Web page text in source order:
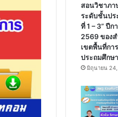
สอนวิชาภา
ระดับชั้นปร
ที่ 1 – 3” ปีก
2569 ของ
เขตพื้นที่กา
ประถมศึกษ
มิถุนายน